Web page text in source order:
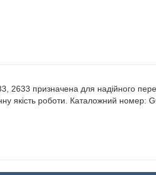
призначена для надійного
якість роботи. Каталожний номер: